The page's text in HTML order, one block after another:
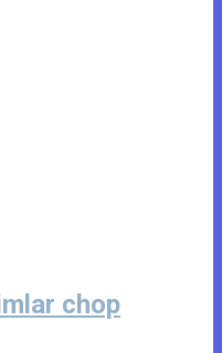
chop